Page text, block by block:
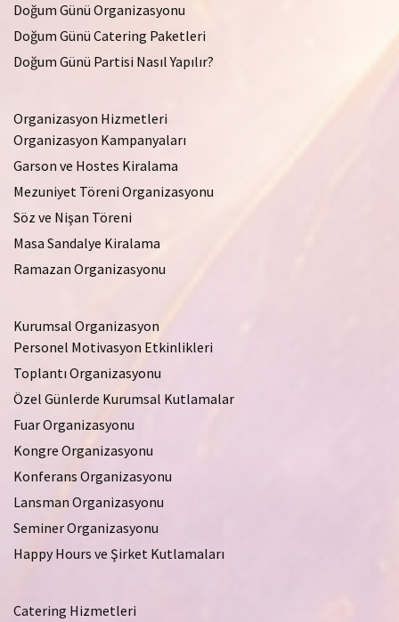
Doğum Günü Organizasyonu
Doğum Günü Catering Paketleri
Doğum Günü Partisi Nasıl Yapılır?
Organizasyon Hizmetleri
Organizasyon Kampanyaları
Garson ve Hostes Kiralama
Mezuniyet Töreni Organizasyonu
Söz ve Nişan Töreni
Masa Sandalye Kiralama
Ramazan Organizasyonu
Kurumsal Organizasyon
Personel Motivasyon Etkinlikleri
Toplantı Organizasyonu
Özel Günlerde Kurumsal Kutlamalar
Fuar Organizasyonu
Kongre Organizasyonu
Konferans Organizasyonu
Lansman Organizasyonu
Seminer Organizasyonu
Happy Hours ve Şirket Kutlamaları
Catering Hizmetleri